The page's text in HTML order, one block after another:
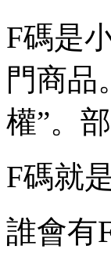
F碼是
門商品
權”。
F碼就
誰會有